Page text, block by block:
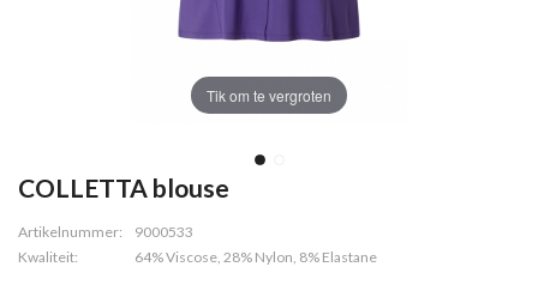
Tik om te vergroten
COLLETTA blouse
Artikelnummer:
9000533
Kwaliteit:
64% Viscose, 28% Nylon, 8% Elastane